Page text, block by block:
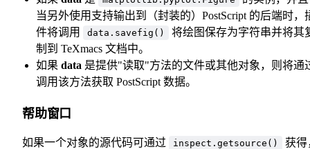
当另外使用支持输出到（封装的）PostScript 的后端时，
件将调用
data.savefig()
将绘图保存为字符串并将其
制到 TeXmacs 文档中。
如果 data 是提供"读取"方法的文件或其他对象，则将通
调用该方法获取 PostScript 数据。
帮助窗口
如果一个对象的源代码可通过 inspect.getsource()
获得